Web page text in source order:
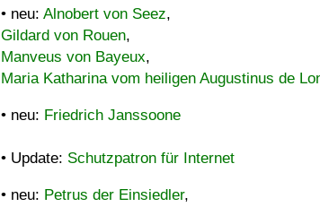
• neu: Alnobert von Seez,
Gildard von Rouen,
Manveus von Bayeux,
Maria Katharina vom heiligen Augustinus de
• neu: Friedrich Janssoone
• Update: Schutzpatron für Internet
• neu: Petrus der Einsiedler,